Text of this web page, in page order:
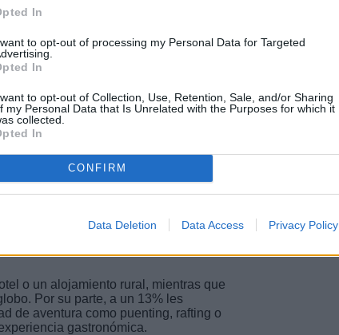
In
to opt-out of processing my Personal Data for Targeted
In
to opt-out of Collection, Use, Retention, Sale, and/or Sharing
my Personal Data that Is Unrelated with the Purposes for which it
collected.
In
CONFIRM
Data Deletion Data Access Privacy Policy
ocio y experiencias originales, ya
por detrás, eso sí, de los
más gastará es en ropa, calzado y
(9%), los juguetes (8%),
a la hora de regalar, casi seis de
piensan que tiene de todo,
tiempo para buscar y comprar sus
limitado.
que casi nueve de cada diez
dinero para gastar en la
siempre. Un 29% aprovecharían ese
sesión de spa.
o un alojamiento rural, mientras que
Por su parte, a un 13% les
de aventura como puenting, rafting o
gastronómica.